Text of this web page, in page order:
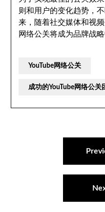
则和用户的变化趋势，
来，随着社交媒体和视
网络公关将成为品牌战
YouTube网络公关
成功的YouTube网络公